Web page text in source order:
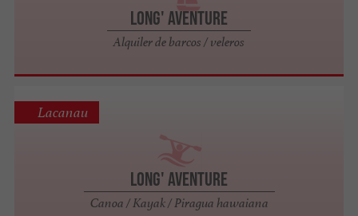
Long' Aventure
Alquiler de barcos / veleros
Long' Aventure
Canoa / Kayak / Piragua hawaiana
Lacanau